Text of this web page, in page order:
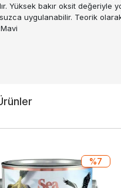
Yüksek bakır oksit değeriyle
uygulanabilir. Teorik
Mavi
%7